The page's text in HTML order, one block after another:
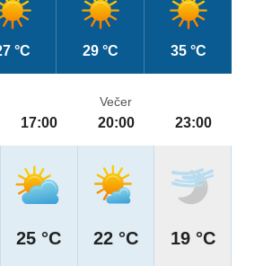
°C 29 °C 35 °C
17:00
25 °C
Večer
20:00
22 °C
23:00
19 °C